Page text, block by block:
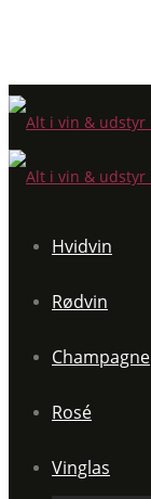
Hvidvin
Rødvin
Champagne
Rosé
Vinglas